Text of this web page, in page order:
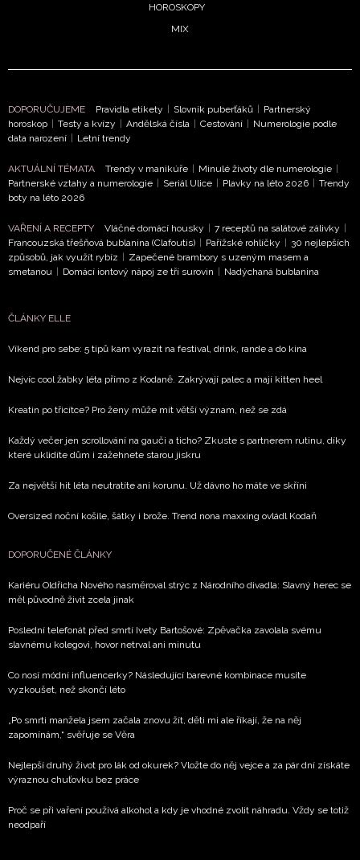
NEWSLETTER
Přihlášením k newsletteru souhlasíte sObchodními
podmínkami společnosti BurdaMedia Extra s.r.o.
ochrany soukromí
vyhodnocení akce a zasílání novinek.
Chcete navíc dostávat i další zajímavé a exkluzivní
informace od našich partnerů? Pokud souhlasíte se
soukromí BurdaMedia Extra s.r.o., zaškrtněte toto pole.
HOROSKOPY
MIX
DOPORUČUJEME Pravidla etikety Slovník puberťáků
Partnerský
horoskop
Testy a kvízy Andělská čísla Cestování
Numerologie podle
data narození
Letní trendy
AKTUÁLNÍ TÉMATA Trendy v manikúře Minulé životy dle numerologie
Partnerské vztahy a numerologie
Seriál Ulice Plavky na léto 2026
Trendy
boty na léto 2026
VAŘENÍ A RECEPTY Vláčné domácí housky 7 receptů na salátové zálivky
Francouzská třešňová bublanina (Clafoutis)
Pařížské rohlíčky
30 nejlepších
způsobů, jak využít rybíz
Zapečené brambory s uzeným masem a
smetanou
Domácí iontový nápoj ze tří surovin Nadýchaná bublanina
ČLÁNKY ELLE
Víkend pro sebe: 5 tipů kam vyrazit na festival, drink, rande a do kina
Nejvíc cool žabky léta přímo z Kodaně. Zakrývají palec a mají kitten heel
Kreatin po třicítce? Pro ženy může mít větší význam, než se zdá
Každý večer jen scrollování na gauči a ticho? Zkuste s partnerem rutinu, díky
které uklidíte dům i zažehnete starou jiskru
Za největší hit léta neutratíte ani korunu. Už dávno ho máte ve skříni
Oversized noční košile, šátky i brože. Trend nona maxxing ovládl Kodaň
DOPORUČENÉ ČLÁNKY
Kariéru Oldřicha Nového nasměroval strýc z Národního divadla: Slavný herec se
měl původně živit zcela jinak
Poslední telefonát před smrtí Ivety Bartošové: Zpěvačka zavolala svému
slavnému kolegovi, hovor netrval ani minutu
Co nosí módní influencerky? Následující barevné kombinace musíte
vyzkoušet, než skončí léto
„Po smrti manžela jsem začala znovu žít, děti mi ale říkají, že na něj
zapomínám,“ svěřuje se Věra
Nejlepší druhý život pro lák od okurek? Vložte do něj vejce a za pár dní získáte
výraznou chuťovku bez práce
Proč se při vaření používá alkohol a kdy je vhodné zvolit náhradu. Vždy se totiž
neodpaří